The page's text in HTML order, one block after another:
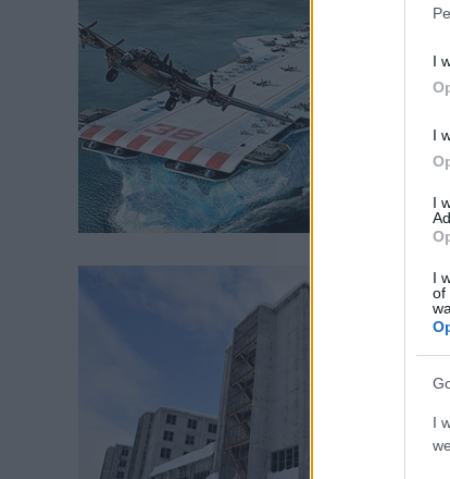
I
I
I
I
of
I